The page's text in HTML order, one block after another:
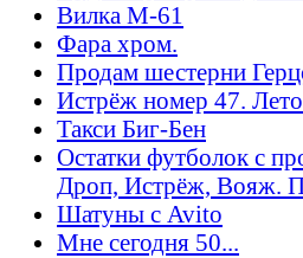
Вилка М-61
Фара хром.
Продам шестерни
Истрёж номер 47.
Такси Биг-Бен
Остатки футболок с
Дроп, Истрёж, Вояж.
Шатуны с Avito
Мне сегодня 50...